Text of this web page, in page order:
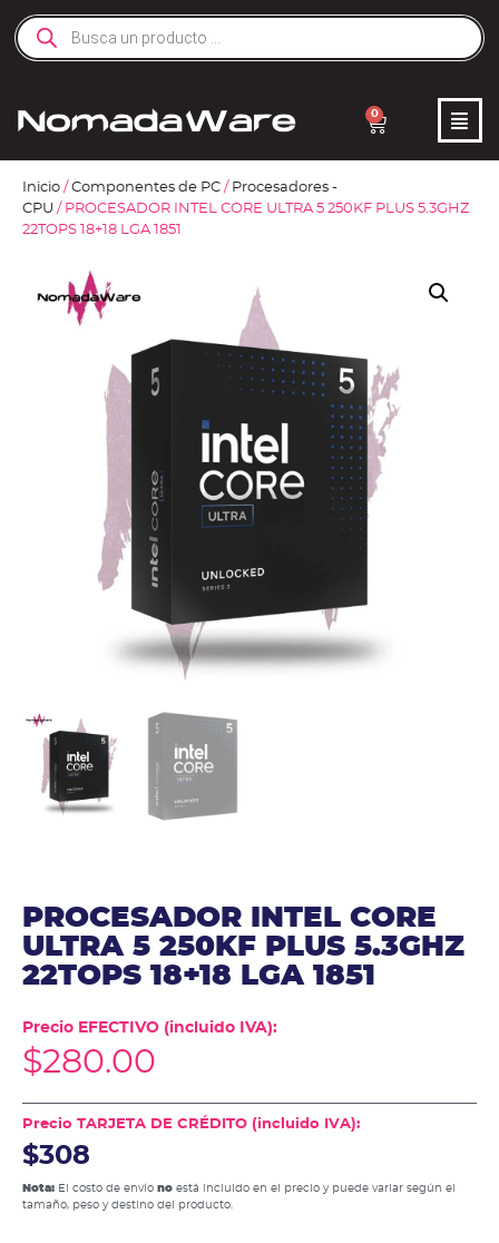
0
Inicio / Componentes de PC / Procesadores -
CPU / PROCESADOR INTEL CORE ULTRA 5 250KF PLUS 5.3GHZ
22TOPS 18+18 LGA 1851
PROCESADOR INTEL CORE
ULTRA 5 250KF PLUS 5.3GHZ
22TOPS 18+18 LGA 1851
Precio EFECTIVO (incluido IVA):
$280.00
Precio TARJETA DE CRÉDITO (incluido IVA):
$308
Nota: El costo de envío no está incluido en el precio y puede variar según el
tamaño, peso y destino del producto.